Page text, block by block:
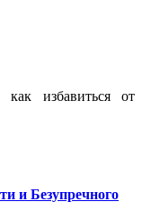
избавиться от
и Безупречного